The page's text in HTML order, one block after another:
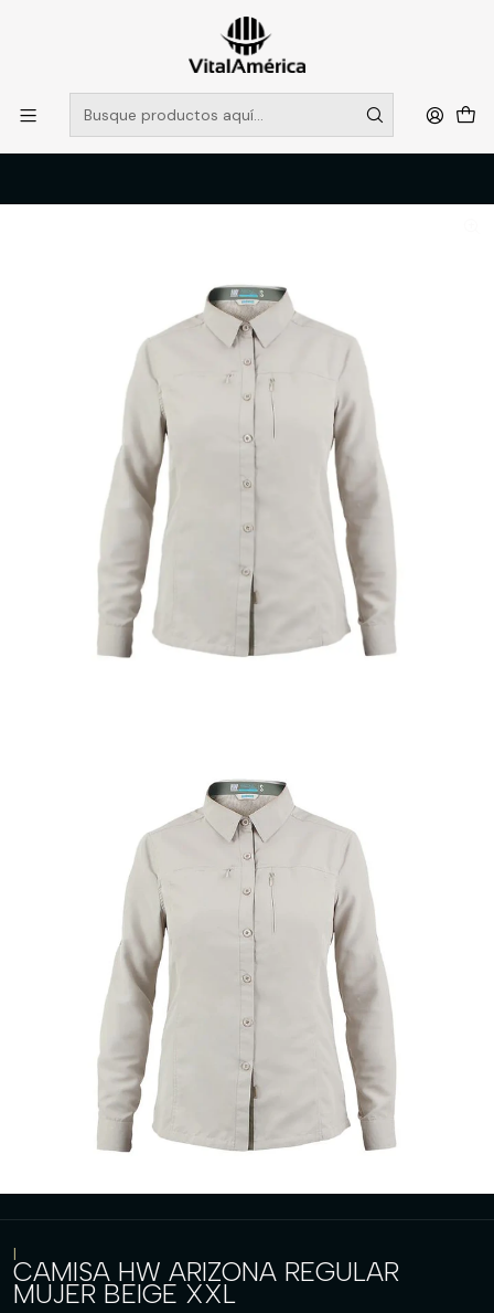
POR SISTEMA FRONTAL SOLO RETIROS EN TIENDA, DESDE
MUCHAS GRACIAS +569 5956 2237
Leer más
Catálogo
VESTIMENTA TECNICA Y CORPORATIVA
POLERAS Y CAMISAS
CAMISA HW ARIZONA REGULAR MUJER BEIGE XXL
|
CAMISA HW ARIZONA REGULAR
MUJER BEIGE XXL